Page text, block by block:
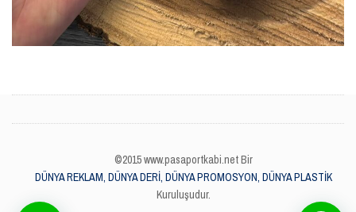
©2015 www.pasaportkabi.net Bir
DÜNYA REKLAM, DÜNYA DERİ, DÜNYA PROMOSYON, DÜNYA PLASTİK
Kuruluşudur.